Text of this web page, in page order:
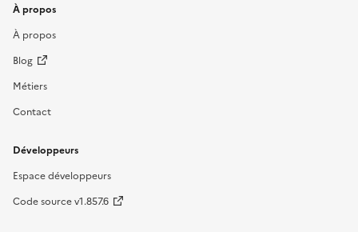
À propos
À propos
Blog
Métiers
Contact
Développeurs
Espace développeurs
Code source v1.857.6